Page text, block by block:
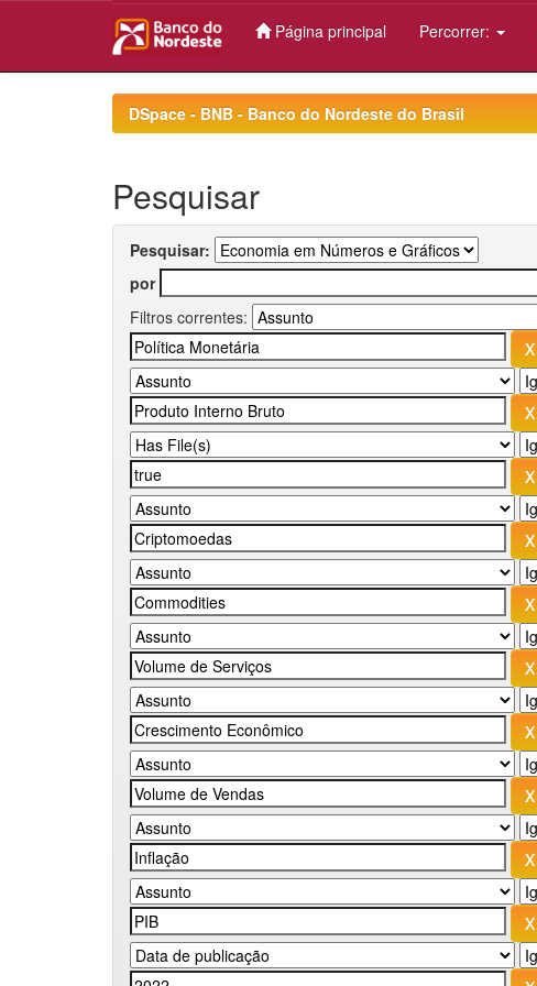
Página principal Percorrer:
DSpace - BNB - Banco do Nordeste do Brasil
Pesquisar
Pesquisar:
por
Filtros correntes: